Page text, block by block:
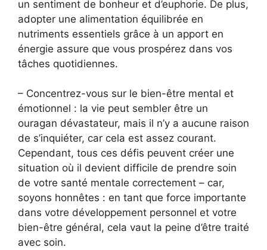
un sentiment de bonheur et d’euphorie. De plus,
adopter une alimentation équilibrée en
nutriments essentiels grâce à un apport en
énergie assure que vous prospérez dans vos
tâches quotidiennes.
– Concentrez-vous sur le bien-être mental et
émotionnel : la vie peut sembler être un
ouragan dévastateur, mais il n’y a aucune raison
de s’inquiéter, car cela est assez courant.
Cependant, tous ces défis peuvent créer une
situation où il devient difficile de prendre soin
de votre santé mentale correctement – car,
soyons honnêtes : en tant que force importante
dans votre développement personnel et votre
bien-être général, cela vaut la peine d’être traité
avec soin.